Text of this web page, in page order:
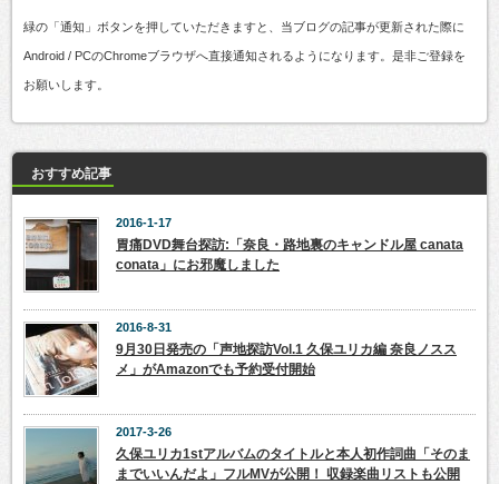
緑の「通知」ボタンを押していただきますと、当ブログの記事が更新された際に
Android / PCのChromeブラウザへ直接通知されるようになります。是非ご登録を
お願いします。
おすすめ記事
2016-1-17
胃痛DVD舞台探訪:「奈良・路地裏のキャンドル屋 canata
conata」にお邪魔しました
2016-8-31
9月30日発売の「声地探訪Vol.1 久保ユリカ編 奈良ノスス
メ」がAmazonでも予約受付開始
2017-3-26
久保ユリカ1stアルバムのタイトルと本人初作詞曲「そのま
までいいんだよ」フルMVが公開！ 収録楽曲リストも公開